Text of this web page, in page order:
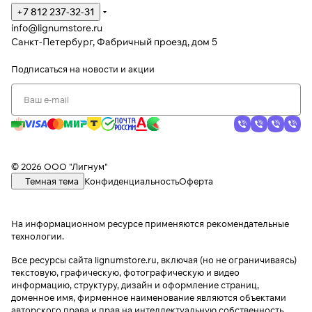
+7 812 237-32-31
info@lignumstore.ru
Санкт-Петербург, Фабричный проезд, дом 5
Подписаться на новости и акции
© 2026 ООО "Лигнум"
Темная тема
КонфиденциальностьОферта
На информационном ресурсе применяются рекомендательные
технологии.
Все ресурсы сайта lignumstore.ru, включая (но не ограничиваясь)
текстовую, графическую, фотографическую и видео
информацию, структуру, дизайн и оформление страниц,
доменное имя, фирменное наименование являются объектами